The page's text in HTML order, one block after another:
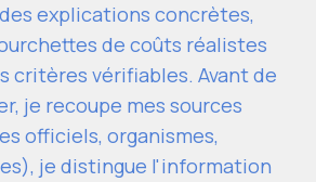
explications concrètes,
de coûts réalistes
critères vérifiables. Avant de
je recoupe mes sources
officiels, organismes,
je distingue l'information